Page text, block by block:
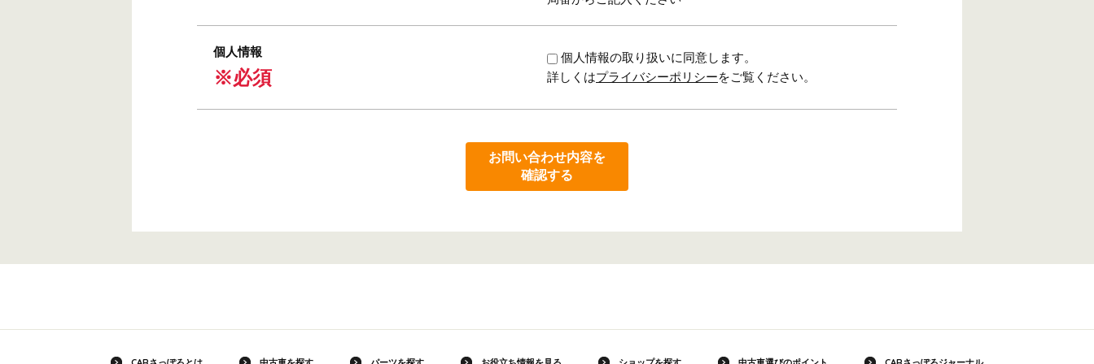
個人情報
※必須
個人情報の取り扱いに同意します。
詳しくはプライバシーポリシーをご覧ください。
お問い合わせ内容を
確認する